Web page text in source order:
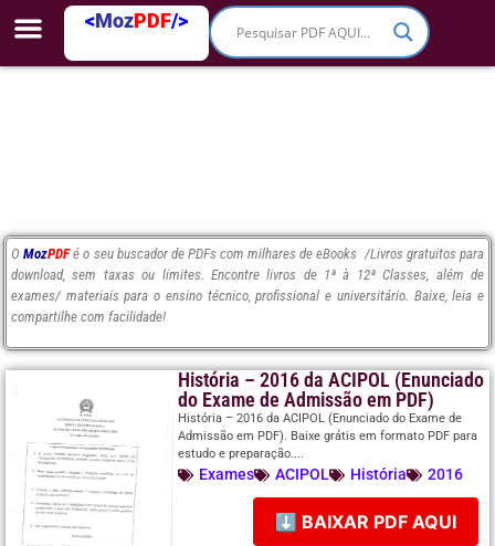
<MozPDF/>
OMozPDF é o seu buscador de PDFs com milhares de eBooks /Livros gratuitos para
download, sem taxas ou limites. Encontre livros de 1ª à 12ª Classes, além de
exames/ materiais para o ensino técnico, profissional e universitário. Baixe, leia e
compartilhe com facilidade!
História – 2016 da ACIPOL (Enunciado
do Exame de Admissão em PDF)
História – 2016 da ACIPOL (Enunciado do Exame de
Admissão em PDF). Baixe grátis em formato PDF para
estudo e preparação....
Exames ACIPOL História 2016
⬇ BAIXAR PDF AQUI